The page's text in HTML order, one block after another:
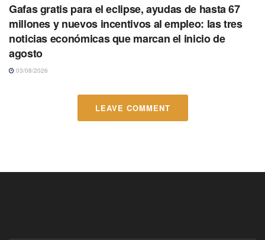
Gafas gratis para el eclipse, ayudas de hasta 67
millones y nuevos incentivos al empleo: las tres
noticias económicas que marcan el inicio de
agosto
03/08/2026
LEAVE COMMENT